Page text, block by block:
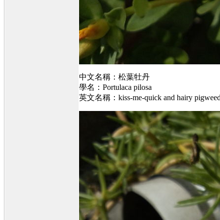
中文名稱：松葉牡丹
學名：Portulaca pilosa
英文名稱：kiss-me-quick and hairy